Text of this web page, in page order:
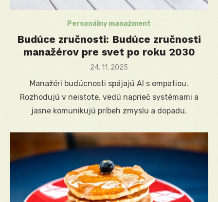
Personálny manažment
Budúce zručnosti: Budúce zručnosti
manažérov pre svet po roku 2030
Posted
24. 11. 2025
Manažéri budúcnosti spájajú AI s empatiou.
Rozhodujú v neistote, vedú naprieč systémami a
jasne komunikujú príbeh zmyslu a dopadu.